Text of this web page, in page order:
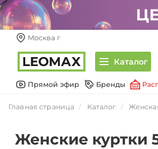
Москва г
Каталог
Прямой эфир Бренды
Главная страница Каталог
Женские куртки